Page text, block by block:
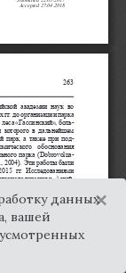
данных
вашей
×